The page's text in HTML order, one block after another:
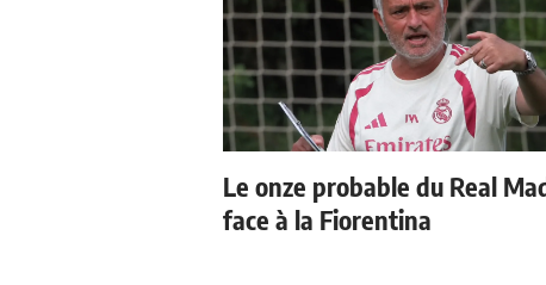
Le onze probable du Real
face à la Fiorentina